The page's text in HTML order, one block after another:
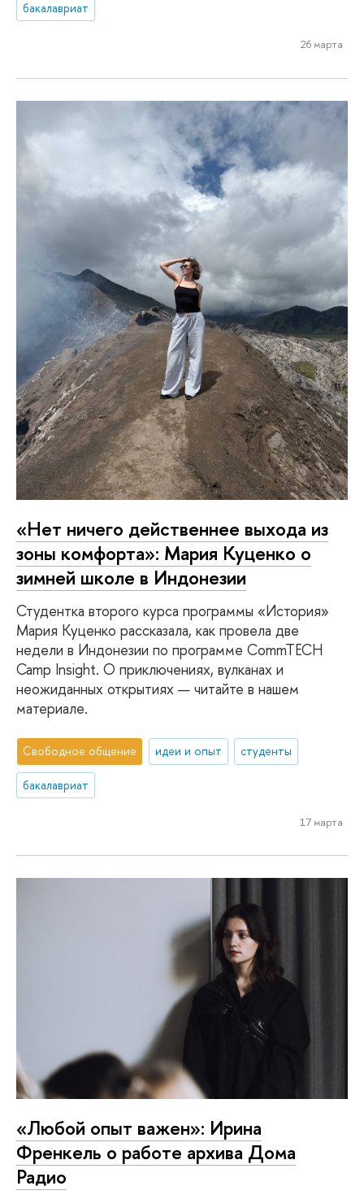
бакалавриат
26 марта
«Нет ничего действеннее выхода из
зоны комфорта»: Мария Куценко о
зимней школе в Индонезии
Студентка второго курса программы «История»
Мария Куценко рассказала, как провела две
недели в Индонезии по программе CommTECH
Camp Insight. О приключениях, вулканах и
неожиданных открытиях — читайте в нашем
материале.
Свободное общение идеи и опыт студенты
бакалавриат
17 марта
«Любой опыт важен»: Ирина
Френкель о работе архива Дома
Радио